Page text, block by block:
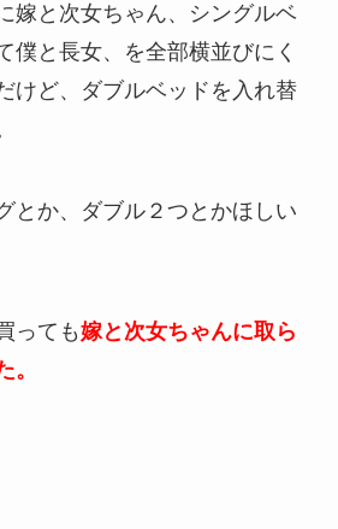
嫁と次女ちゃん、シングルベ
僕と長女、を全部横並びにく
けど、ダブルベッドを入れ替
とか、ダブル２つとかほしい
っても嫁と次女ちゃんに取ら
。